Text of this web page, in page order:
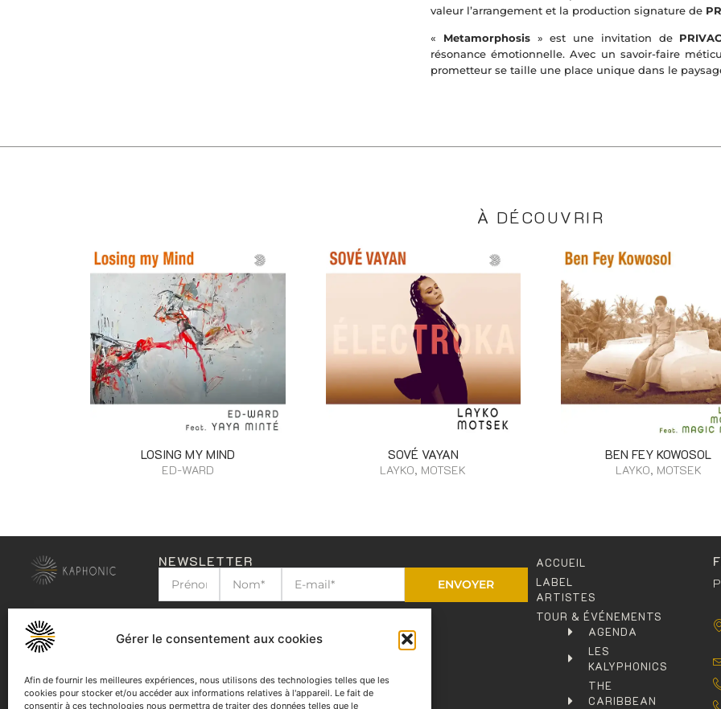
Gérer le consentement aux cookies
Afin de fournir les meilleures expériences, nous utilisons des technologies telles que les
cookies pour stocker et/ou accéder aux informations relatives à l'appareil. Le fait de
consentir à ces technologies nous permettra de traiter des données telles que le
valeur l’arrangement et la production signature de
« Metamorphosis» est une invitation de
résonance émotionnelle. Avec un savoir-faire
prometteur se taille une place unique dans le
À DÉCOUVRIR
LOSING MY MIND
ED-WARD
SOVÉ VAYAN
LAYKO, MOTSEK
BEN FEY KOWOSOL
LAYKO, MOTSEK
NEWSLETTER
ENVOYER
ACCUEIL
LABEL
ARTISTES
TOUR & ÉVÉNEMENTS
AGENDA
LES
KALYPHONICS
THE
CARIBBEAN